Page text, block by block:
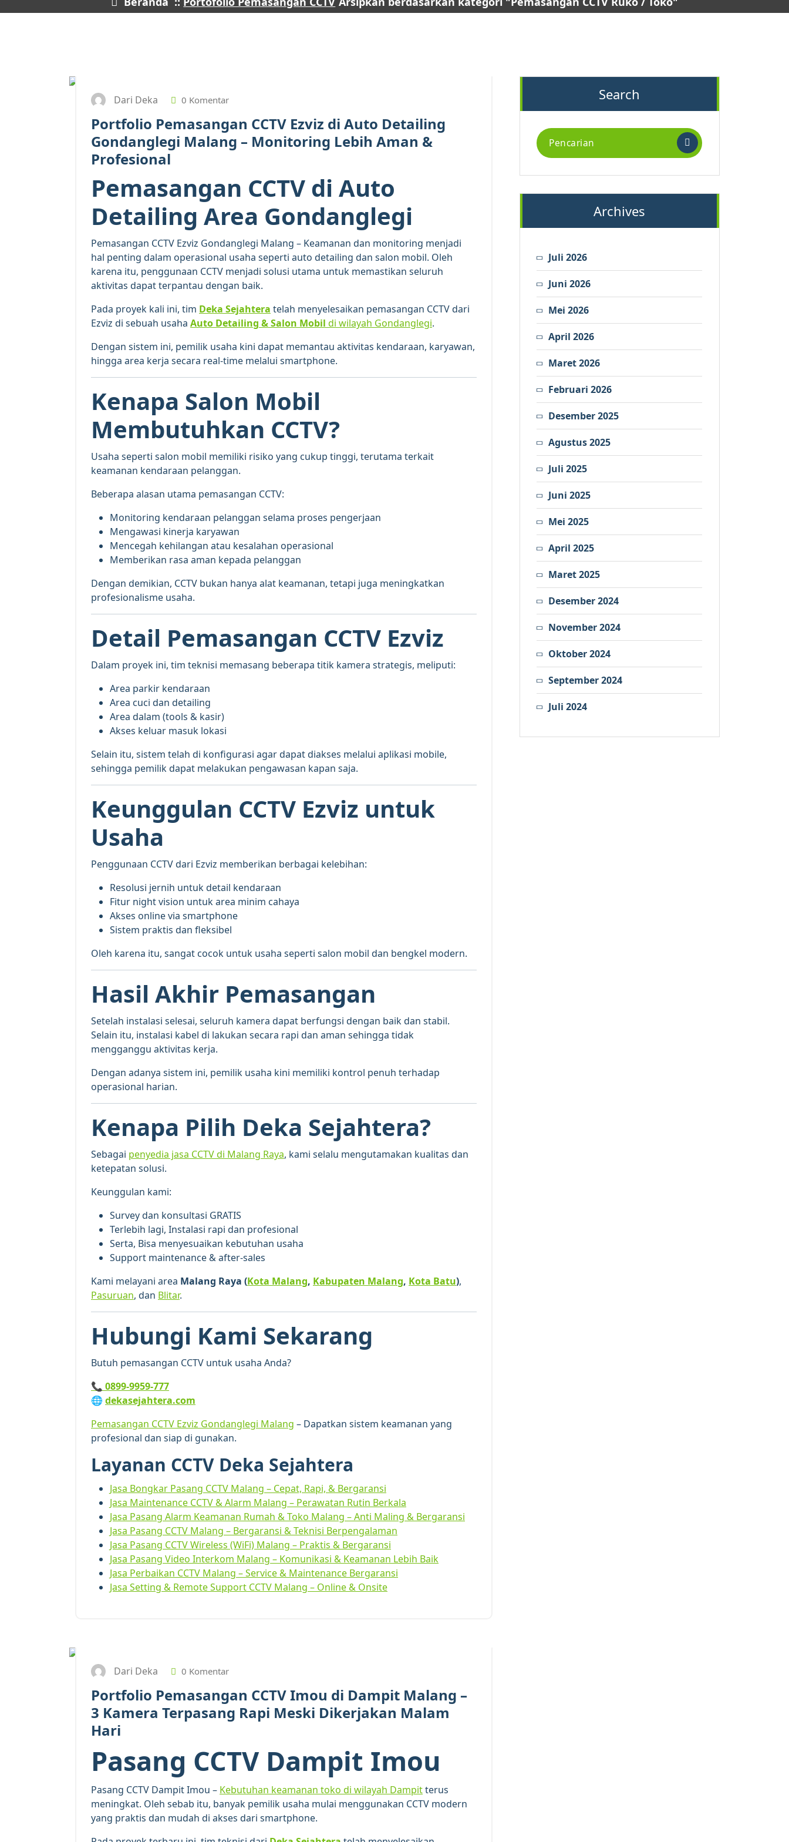
Dari Deka 0 Komentar
Portfolio Pemasangan CCTV Ezviz di Auto Detailing
Gondanglegi Malang – Monitoring Lebih Aman &
Profesional
Pemasangan CCTV di Auto
Detailing Area Gondanglegi
Pemasangan CCTV Ezviz Gondanglegi Malang – Keamanan dan monitoring menjadi
hal penting dalam operasional usaha seperti auto detailing dan salon mobil. Oleh
karena itu, penggunaan CCTV menjadi solusi utama untuk memastikan seluruh
aktivitas dapat terpantau dengan baik.
Pada proyek kali ini, tim Deka Sejahtera telah menyelesaikan pemasangan CCTV dari
Ezviz di sebuah usaha Auto Detailing & Salon Mobil di wilayah Gondanglegi.
Dengan sistem ini, pemilik usaha kini dapat memantau aktivitas kendaraan, karyawan,
hingga area kerja secara real-time melalui smartphone.
Kenapa Salon Mobil
Membutuhkan CCTV?
Usaha seperti salon mobil memiliki risiko yang cukup tinggi, terutama terkait
keamanan kendaraan pelanggan.
Beberapa alasan utama pemasangan CCTV:
Monitoring kendaraan pelanggan selama proses pengerjaan
Mengawasi kinerja karyawan
Mencegah kehilangan atau kesalahan operasional
Memberikan rasa aman kepada pelanggan
Dengan demikian, CCTV bukan hanya alat keamanan, tetapi juga meningkatkan
profesionalisme usaha.
Detail Pemasangan CCTV Ezviz
Dalam proyek ini, tim teknisi memasang beberapa titik kamera strategis, meliputi:
Area parkir kendaraan
Area cuci dan detailing
Area dalam (tools & kasir)
Akses keluar masuk lokasi
Selain itu, sistem telah di konfigurasi agar dapat diakses melalui aplikasi mobile,
sehingga pemilik dapat melakukan pengawasan kapan saja.
Keunggulan CCTV Ezviz untuk
Usaha
Penggunaan CCTV dari Ezviz memberikan berbagai kelebihan:
Resolusi jernih untuk detail kendaraan
Fitur night vision untuk area minim cahaya
Akses online via smartphone
Sistem praktis dan fleksibel
Oleh karena itu, sangat cocok untuk usaha seperti salon mobil dan bengkel modern.
Hasil Akhir Pemasangan
Setelah instalasi selesai, seluruh kamera dapat berfungsi dengan baik dan stabil.
Selain itu, instalasi kabel di lakukan secara rapi dan aman sehingga tidak
mengganggu aktivitas kerja.
Dengan adanya sistem ini, pemilik usaha kini memiliki kontrol penuh terhadap
operasional harian.
Kenapa Pilih Deka Sejahtera?
Sebagai penyedia jasa CCTV di Malang Raya, kami selalu mengutamakan kualitas dan
ketepatan solusi.
Keunggulan kami:
Survey dan konsultasi GRATIS
Terlebih lagi, Instalasi rapi dan profesional
Serta, Bisa menyesuaikan kebutuhan usaha
Support maintenance & after-sales
Kami melayani area Malang Raya (Kota Malang, Kabupaten Malang, Kota Batu),
Pasuruan, dan Blitar.
Hubungi Kami Sekarang
Butuh pemasangan CCTV untuk usaha Anda?
📞 0899-9959-777
🌐 dekasejahtera.com
Pemasangan CCTV Ezviz Gondanglegi Malang – Dapatkan sistem keamanan yang
profesional dan siap di gunakan.
Layanan CCTV Deka Sejahtera
Jasa Bongkar Pasang CCTV Malang – Cepat, Rapi, & Bergaransi
Jasa Maintenance CCTV & Alarm Malang – Perawatan Rutin Berkala
Jasa Pasang Alarm Keamanan Rumah & Toko Malang – Anti Maling & Bergaransi
Jasa Pasang CCTV Malang – Bergaransi & Teknisi Berpengalaman
Jasa Pasang CCTV Wireless (WiFi) Malang – Praktis & Bergaransi
Jasa Pasang Video Interkom Malang – Komunikasi & Keamanan Lebih Baik
Jasa Perbaikan CCTV Malang – Service & Maintenance Bergaransi
Jasa Setting & Remote Support CCTV Malang – Online & Onsite
Dari Deka 0 Komentar
Portfolio Pemasangan CCTV Imou di Dampit Malang –
3 Kamera Terpasang Rapi Meski Dikerjakan Malam
Hari
Pasang CCTV Dampit Imou
Pasang CCTV Dampit Imou – Kebutuhan keamanan toko di wilayah Dampitterus
meningkat. Oleh sebab itu, banyak pemilik usaha mulai menggunakan CCTV modern
yang praktis dan mudah di akses dari smartphone.
Search
Pencarian
untuk:
Archives
Juli 2026
Juni 2026
Mei 2026
April 2026
Maret 2026
Februari 2026
Desember 2025
Agustus 2025
Juli 2025
Juni 2025
Mei 2025
April 2025
Maret 2025
Desember 2024
November 2024
Oktober 2024
September 2024
Juli 2024